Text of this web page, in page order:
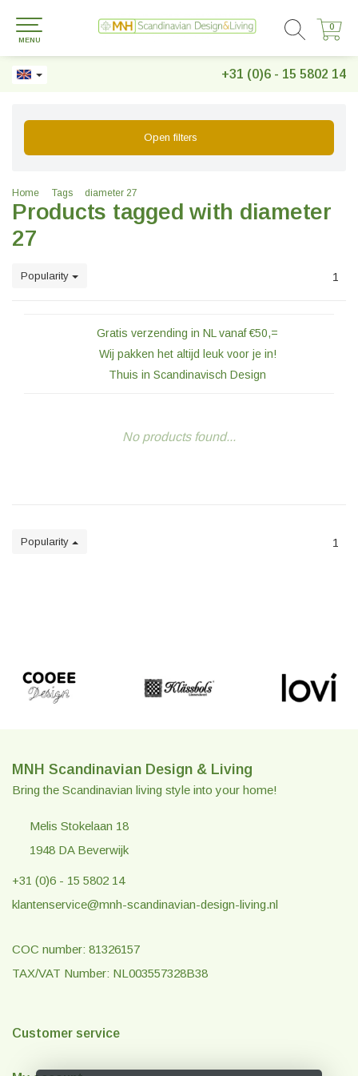
+31 (0)6 - 15 5802 14
0
0
MENU
Open filters
Home Tags diameter 27
Products tagged with diameter
27
Popularity 1
Gratis verzending in NL vanaf €50,=
Wij pakken het altijd leuk voor je in!
Thuis in Scandinavisch Design
No products found...
Popularity 1
MNH Scandinavian Design & Living
Bring the Scandinavian living style into your home!
Melis Stokelaan 18
1948 DA Beverwijk
+31 (0)6 - 15 5802 14
klantenservice@mnh-scandinavian-design-living.nl
COC number: 81326157
TAX/VAT Number: NL003557328B38
Customer service